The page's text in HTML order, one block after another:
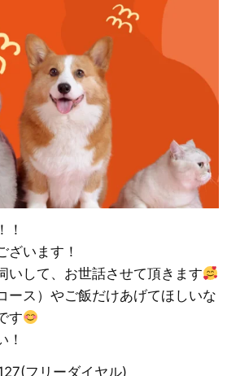
！
ざいます！
いして、お世話させて頂きます
ース）やご飯だけあげてほしいな
す
！
フリーダイヤル)